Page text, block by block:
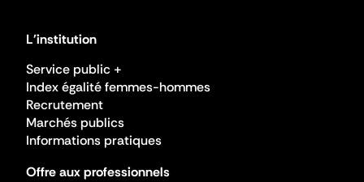
L'institution
Service public +
Index égalité femmes-hommes
Recrutement
Marchés publics
Informations pratiques
Offre aux professionnels